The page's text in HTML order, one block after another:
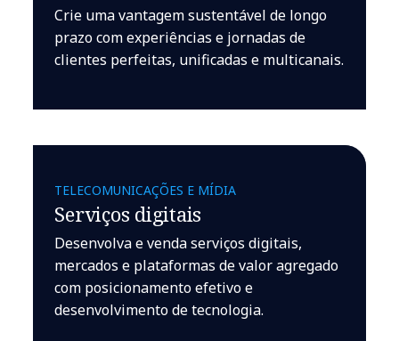
Crie uma vantagem sustentável de longo
prazo com experiências e jornadas de
clientes perfeitas, unificadas e multicanais.
TELECOMUNICAÇÕES E MÍDIA
Serviços digitais
Desenvolva e venda serviços digitais,
mercados e plataformas de valor agregado
com posicionamento efetivo e
desenvolvimento de tecnologia.